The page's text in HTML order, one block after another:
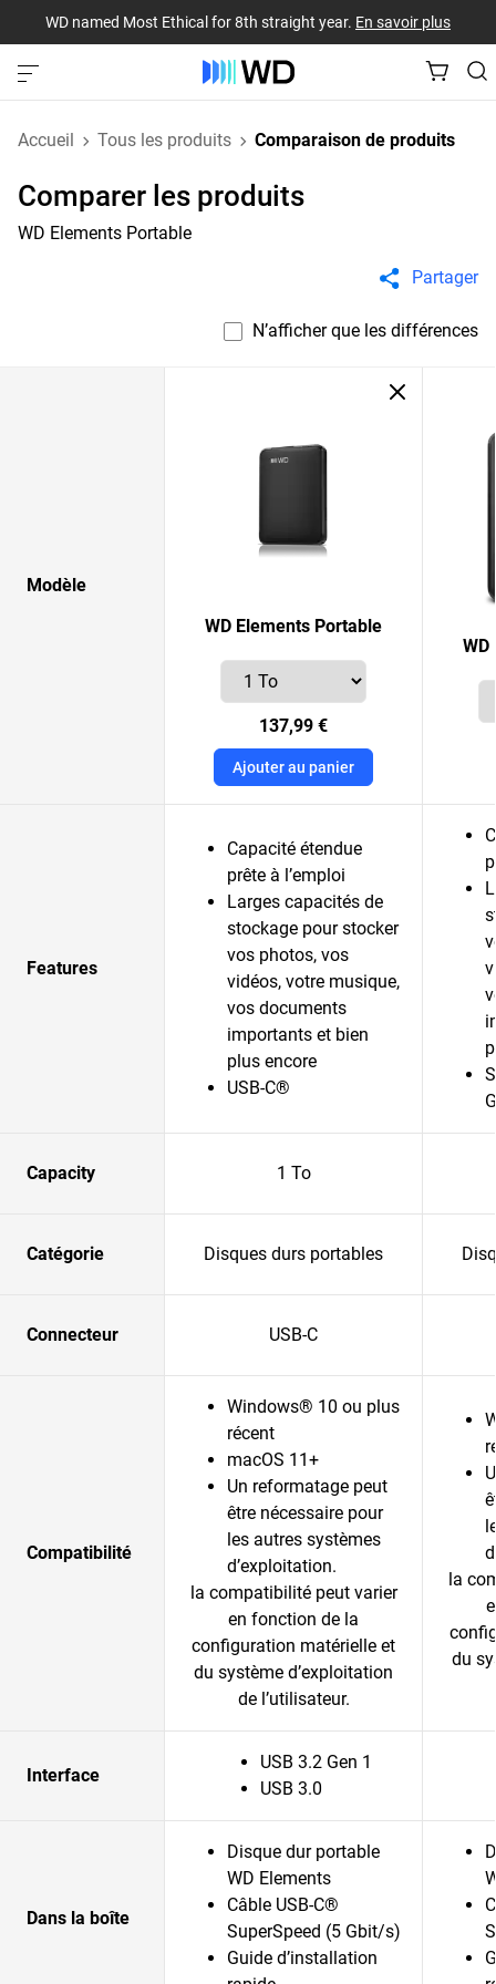
WD named Most Ethical for 8th straight year. En savoir plus
Accueil Tous les produits Comparaison de produits
Comparer les produits
WD Elements Portable
Partager
N’afficher que les différences
Modèle
WD Elements Portable
137,99 €
Ajouter au panier
WD
Features
Capacité étendue
prête à l’emploi
Larges capacités de
stockage pour stocker
vos photos, vos
vidéos, votre musique,
vos documents
importants et bien
plus encore
USB-C®
Capacity 1 To
Catégorie Disques durs portables
Connecteur USB-C
Compatibilité
Windows® 10 ou plus
récent
macOS 11+
Un reformatage peut
être nécessaire pour
les autres systèmes
d’exploitation.
la compatibilité peut varier
en fonction de la
configuration matérielle et
du système d’exploitation
de l’utilisateur.
la
du
Interface
USB 3.2 Gen 1
USB 3.0
Dans la boîte
Disque dur portable
WD Elements
Câble USB-C®
SuperSpeed (5 Gbit/s)
Guide d’installation